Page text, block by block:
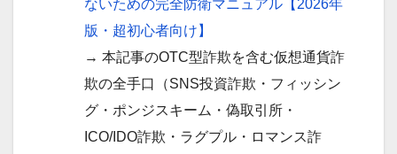
ないための完全防衛マニュアル【2026年
版・超初心者向け】
→ 本記事のOTC型詐欺を含む仮想通貨詐
欺の全手口（SNS投資詐欺・フィッシン
グ・ポンジスキーム・偽取引所・
ICO/IDO詐欺・ラグプル・ロマンス詐